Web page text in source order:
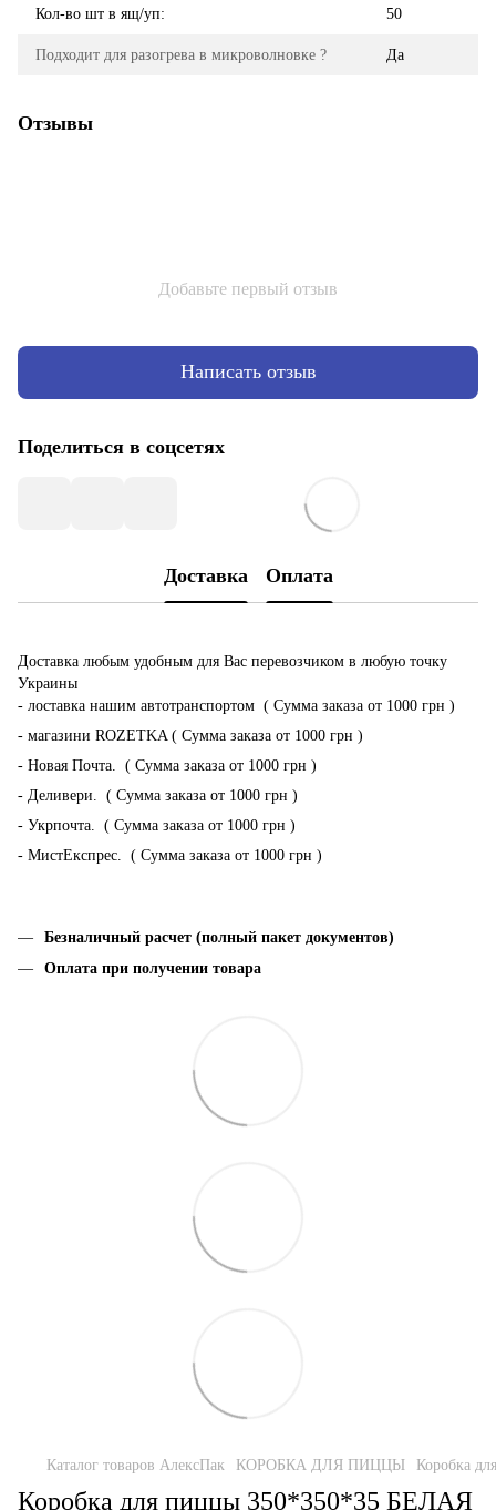
Кол-во шт в ящ/уп: 50
Подходит для разогрева в микроволновке ? Да
Отзывы
Добавьте первый отзыв
Написать отзыв
Поделиться в соцсетях
Доставка Оплата
Доставка любым удобным для Вас перевозчиком в любую точку
Украины
- лоставка нашим автотранспортом ( Сумма заказа от 1000 грн )
- магазини ROZETKA ( Сумма заказа от 1000 грн )
- Новая Почта. ( Сумма заказа от 1000 грн )
- Деливери. ( Сумма заказа от 1000 грн )
- Укрпочта. ( Сумма заказа от 1000 грн )
- МистЕкспрес. ( Сумма заказа от 1000 грн )
Безналичный расчет (полный пакет документов)
Оплата при получении товара
Каталог товаров АлексПак КОРОБКА ДЛЯ ПИЦЦЫ Коробка
Коробка для пиццы 350*350*35 БЕЛАЯ